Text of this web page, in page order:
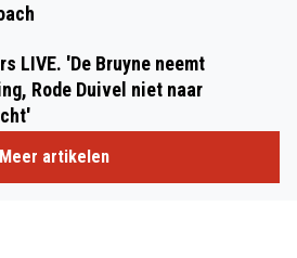
LIVE. 'De Bruyne neemt
Rode Duivel niet naar
Meer artikelen